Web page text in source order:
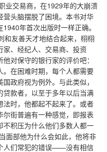
业交易商，在1929年的大崩溃
头脑摆脱了困境。本书对华
年首次出版时一样正确。
和友善天才地结合起来，栩栩
、经纪人、交易商、投资
对保守的银行家的评价吧：
在困难时期，每个人都需要
政府视为例外。与此类似，
款者，以至于多年以后当满
时，他都起不起来了。或者
街普遍有一种感觉，即报表
积压为什么他们多数人都一
面部他为什么会如此，他将非
人们常犯的错误——没有相信